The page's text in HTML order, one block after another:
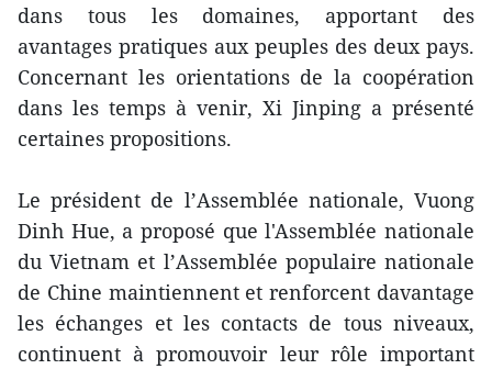
dans tous les domaines, apportant des
avantages pratiques aux peuples des deux pays.
Concernant les orientations de la coopération
dans les temps à venir, Xi Jinping a présenté
certaines propositions.
Le président de l’Assemblée nationale, Vuong
Dinh Hue, a proposé que l'Assemblée nationale
du Vietnam et l’Assemblée populaire nationale
de Chine maintiennent et renforcent davantage
les échanges et les contacts de tous niveaux,
continuent à promouvoir leur rôle important